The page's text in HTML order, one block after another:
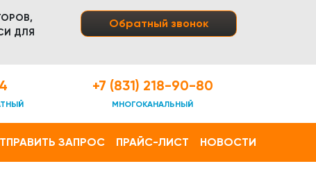
ДЛЯ
Обратный звонок
+7 (831) 218-90-80
МНОГОКАНАЛЬНЫЙ
ЗАПРОС ПРАЙС-ЛИСТ НОВОСТИ